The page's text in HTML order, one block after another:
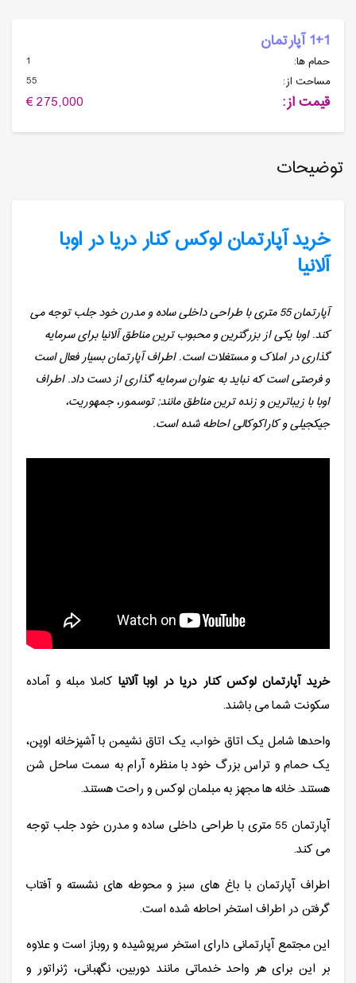
1+1 آپارتمان
حمام ها:
1
مساحت از:
55
قیمت از: 275,000 €
توضیحات
خرید آپارتمان لوکس کنار دریا در اوبا
آلانیا
آپارتمان 55 متری با طراحی داخلی ساده و مدرن خود جلب توجه می
کند. اوبا یکی از بزرگترین و محبوب ترین مناطق آلانیا برای سرمایه
گذاری در املاک و مستغلات است. اطراف آپارتمان بسیار فعال است
و فرصتی است که نباید به عنوان سرمایه گذاری از دست داد. اطراف
اوبا با زیباترین و زنده ترین مناطق مانند; توسمور، جمهوریت،
جیکجیلی و کاراکوکالی احاطه شده است.
خرید آپارتمان لوکس کنار دریا در اوبا آلانیا کاملا مبله و آماده
سکونت شما می باشند.
واحدها شامل یک اتاق خواب، یک اتاق نشیمن با آشپزخانه اوپن،
یک حمام و تراس بزرگ خود با منظره آرام به سمت ساحل شن
هستند. خانه ها مجهز به مبلمان لوکس و راحت هستند.
آپارتمان 55 متری با طراحی داخلی ساده و مدرن خود جلب توجه
می کند.
اطراف آپارتمان با باغ های سبز و محوطه های نشسته و آفتاب
گرفتن در اطراف استخر احاطه شده است.
این مجتمع آپارتمانی دارای استخر سرپوشیده و روباز است و علاوه
بر این برای هر واحد خدماتی مانند دوربین، نگهبانی، ژنراتور و